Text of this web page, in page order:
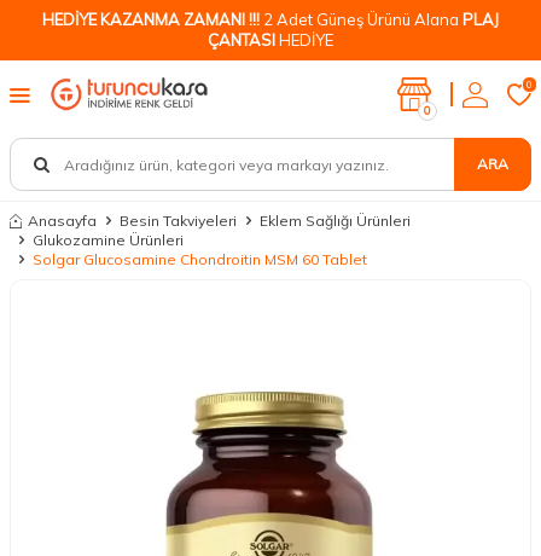
HEDİYE KAZANMA ZAMANI !!! 2 Adet Güneş Ürünü Alana PLAJ
ÇANTASIHEDİYE
ARA
0
0
Anasayfa Besin Takviyeleri
Eklem Sağlığı Ürünleri
Glukozamine Ürünleri
Solgar Glucosamine Chondroitin MSM 60 Tablet